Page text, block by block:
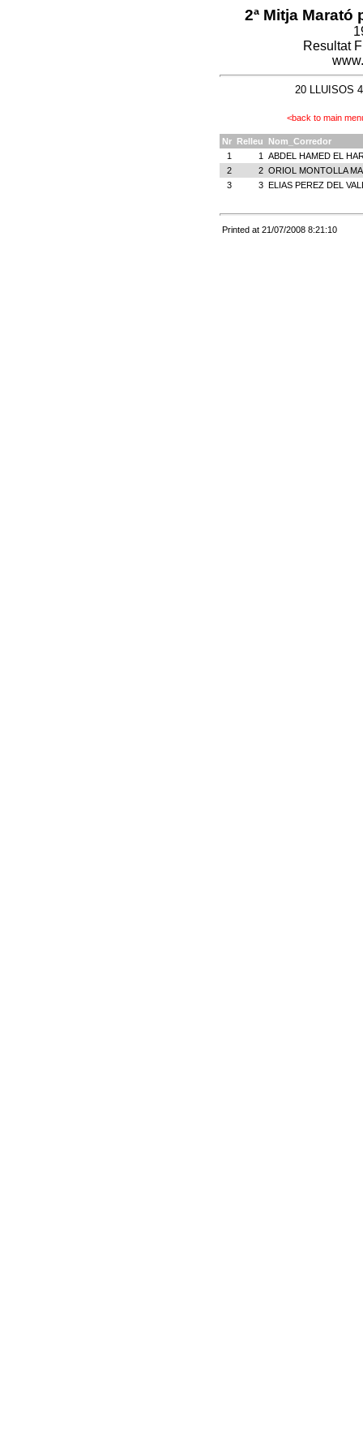
2ª Mitja Marató
Resultat
20 LLUISOS
<back to main
Nr Relleu
Nom_Corredor
1
1
ABDEL HAMED EL
2
2 ORIOL MONTOLLA
3
3 ELIAS PEREZ DEL
Printed at 21/07/2008 8:21:10